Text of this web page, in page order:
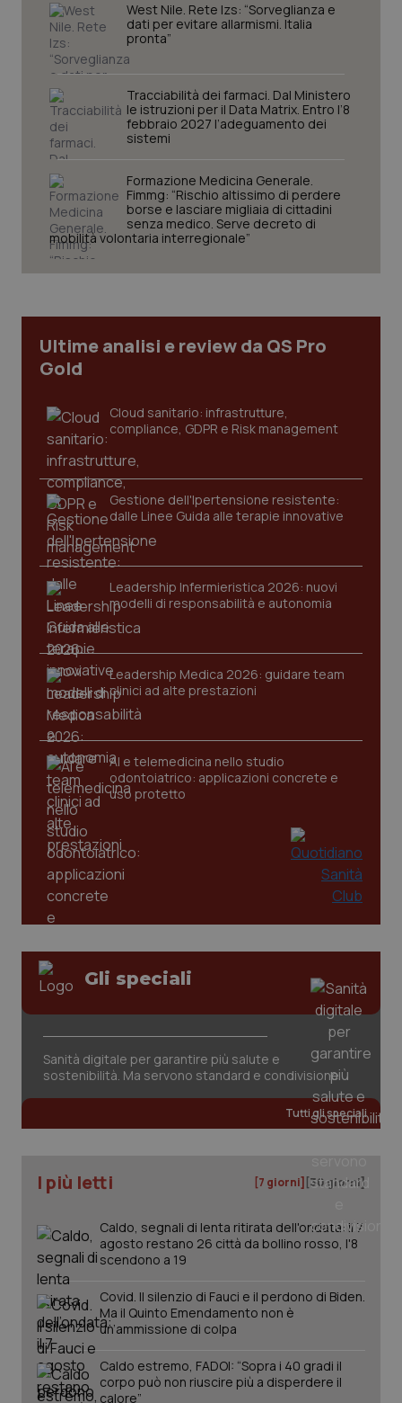
West Nile. Rete Izs: “Sorveglianza e
dati per evitare allarmismi. Italia
pronta”
Tracciabilità dei farmaci. Dal Ministero
le istruzioni per il Data Matrix. Entro l’8
febbraio 2027 l’adeguamento dei
sistemi
Formazione Medicina Generale.
Fimmg: “Rischio altissimo di perdere
borse e lasciare migliaia di cittadini
senza medico. Serve decreto di
mobilità volontaria interregionale”
Ultime analisi e review da QS Pro
Gold
Cloud sanitario: infrastrutture,
compliance, GDPR e Risk management
Gestione dell'Ipertensione resistente:
dalle Linee Guida alle terapie innovative
Leadership Infermieristica 2026: nuovi
modelli di responsabilità e autonomia
Leadership Medica 2026: guidare team
clinici ad alte prestazioni
AI e telemedicina nello studio
odontoiatrico: applicazioni concrete e
uso protetto
Gli speciali
Sanità digitale per garantire più salute e
sostenibilità. Ma servono standard e condivisione
Tutti gli speciali
I più letti [7 giorni] [30 giorni]
Caldo, segnali di lenta ritirata dell'ondata: il 7
agosto restano 26 città da bollino rosso, l'8
scendono a 19
Covid. Il silenzio di Fauci e il perdono di Biden.
Ma il Quinto Emendamento non è
un’ammissione di colpa
Caldo estremo, FADOI: “Sopra i 40 gradi il
corpo può non riuscire più a disperdere il
calore”
CookieScriptConsent
CookieScript
5
tracking-sites-ironfish-
tracking-enable
www.quotidianosanita.it
tracking-sites-ironfish-
session-id
www.quotidianosanita.it
www.quotidianosanita.it